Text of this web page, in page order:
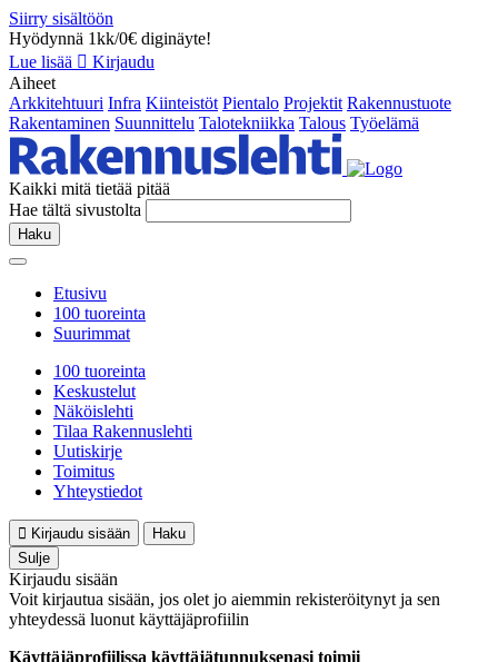
Siirry sisältöön
Hyödynnä 1kk/0€ diginäyte!
Lue lisää
Kirjaudu
Aiheet
Arkkitehtuuri Infra Kiinteistöt Pientalo Projektit Rakennustuote
Rakentaminen Suunnittelu Talotekniikka Talous Työelämä
Kaikki mitä tietää pitää
Hae tältä sivustolta
Haku
Etusivu
100 tuoreinta
Suurimmat
100 tuoreinta
Keskustelut
Näköislehti
Tilaa Rakennuslehti
Uutiskirje
Toimitus
Yhteystiedot
Kirjaudu sisään
Haku
Sulje
Kirjaudu sisään
Voit kirjautua sisään, jos olet jo aiemmin rekisteröitynyt ja sen
yhteydessä luonut käyttäjäprofiilin
Käyttäjäprofiilissa käyttäjätunnuksenasi toimii